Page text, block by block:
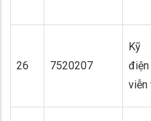
26 7520207
Kỹ
viễn